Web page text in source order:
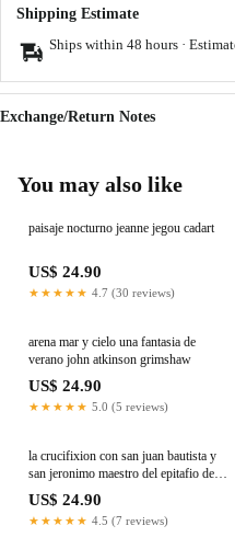
Shipping Estimate
Ships within 48 hours ·
Exchange/Return Notes
You may also like
paisaje nocturno jeanne jegou cadart
US$ 24.90
★★★★★ 4.7 (30 reviews)
arena mar y cielo una fantasia de
verano john atkinson grimshaw
US$ 24.90
★★★★★ 5.0 (5 reviews)
la crucifixion con san juan bautista y
san jeronimo maestro del epitafio de
breidenbach
US$ 24.90
★★★★★ 4.5 (7 reviews)